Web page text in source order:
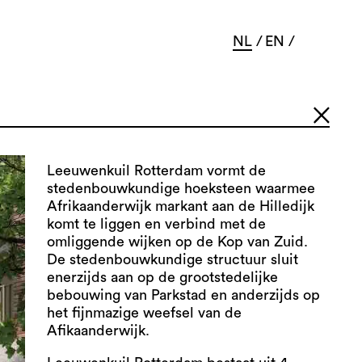
NL EN
Leeuwenkuil Rotterdam vormt de
stedenbouwkundige hoeksteen waarmee
Afrikaanderwijk markant aan de Hilledijk
komt te liggen en verbind met de
omliggende wijken op de Kop van Zuid.
De stedenbouwkundige structuur sluit
enerzijds aan op de grootstedelijke
bebouwing van Parkstad en anderzijds op
het fijnmazige weefsel van de
Afikaanderwijk.